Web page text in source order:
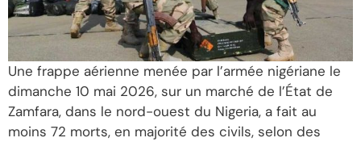
Une frappe aérienne menée par l’armée nigériane le
dimanche 10 mai 2026, sur un marché de l’État de
Zamfara, dans le nord-ouest du Nigeria, a fait au
moins 72 morts, en majorité des civils, selon des